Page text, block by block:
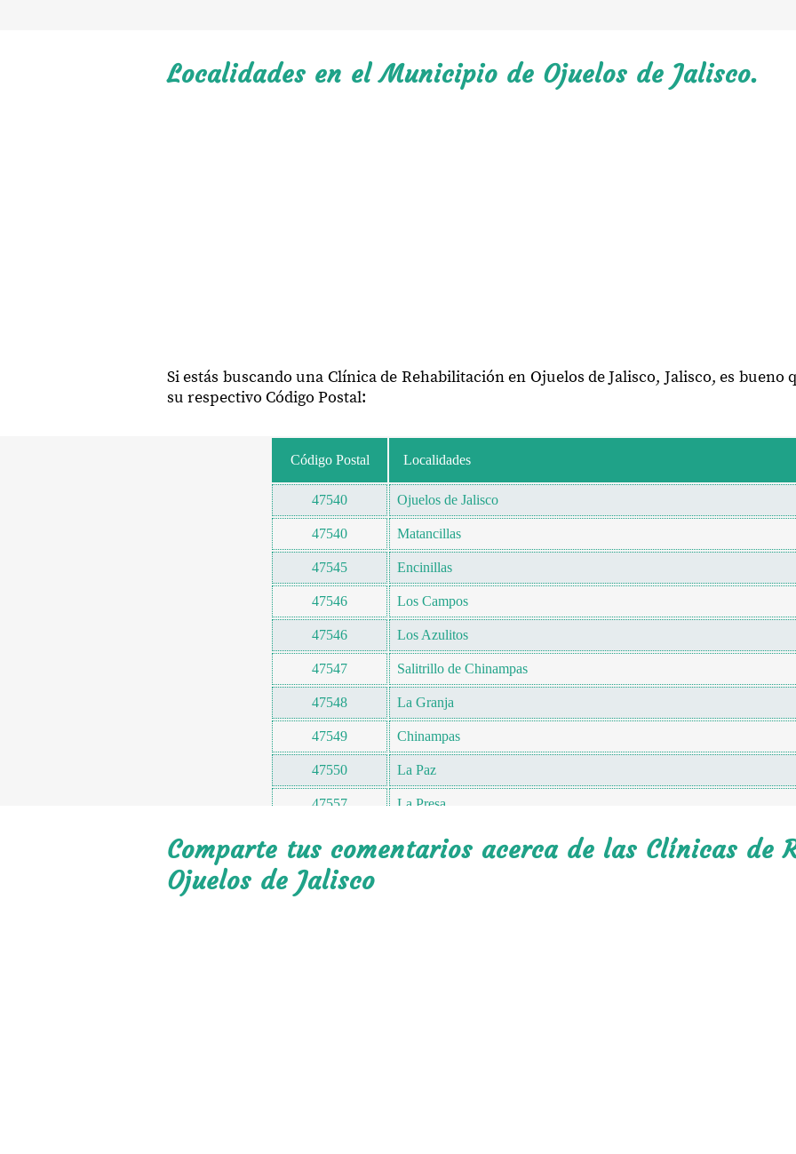
Localidades en el Municipio de Ojuelos de Jalisco.
Si estás buscando una Clínica de Rehabilitación en Ojuelos de Jalisco, Jalisco, es bueno
su respectivo Código Postal:
Código Postal Localidades
47540 Ojuelos de Jalisco
47540 Matancillas
47545 Encinillas
47546 Los Campos
47546 Los Azulitos
47547 Salitrillo de Chinampas
47548 La Granja
47549 Chinampas
47550 La Paz
47557 La Presa
Guadalupe Victoria
47563
Comparte tus comentarios acerca de las Clínicas de
Ojuelos de Jalisco